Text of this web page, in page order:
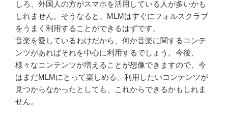
しろ、外国人の方がスマホを活用している人が多いかも
しれません。そうなると、MLMはすぐにフォルスクラブ
をうまく利用することができるはずです。
音楽を愛しているわけだから、何か音楽に関するコンテ
ンツがあればそれを中心に利用するでしょう。今後、
様々なコンテンツが増えることが想像できますので、今
はまだMLMにとって楽しめる、利用したいコンテンツが
見つからなかったとしても、これからできるかもしれま
せん。